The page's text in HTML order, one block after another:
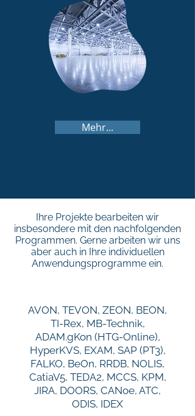
Mehr...
Ihre Projekte bearbeiten wir
insbesondere mit den nachfolgenden
Programmen. Gerne arbeiten wir uns
aber auch in Ihre individuellen
Anwendungsprogramme ein.
AVON, TEVON, ZEON, BEON,
TI-Rex, MB-Technik,
ADAM.gKon (HTG-Online),
HyperKVS, EXAM, SAP (PT3),
FALKO, BeOn, RRDB, NOLIS,
CatiaV5, TEDA2, MCCS, KPM,
JIRA, DOORS, CANoe, ATC,
ODIS, IDEX